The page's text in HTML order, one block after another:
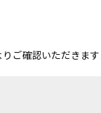
ご確認いただきま